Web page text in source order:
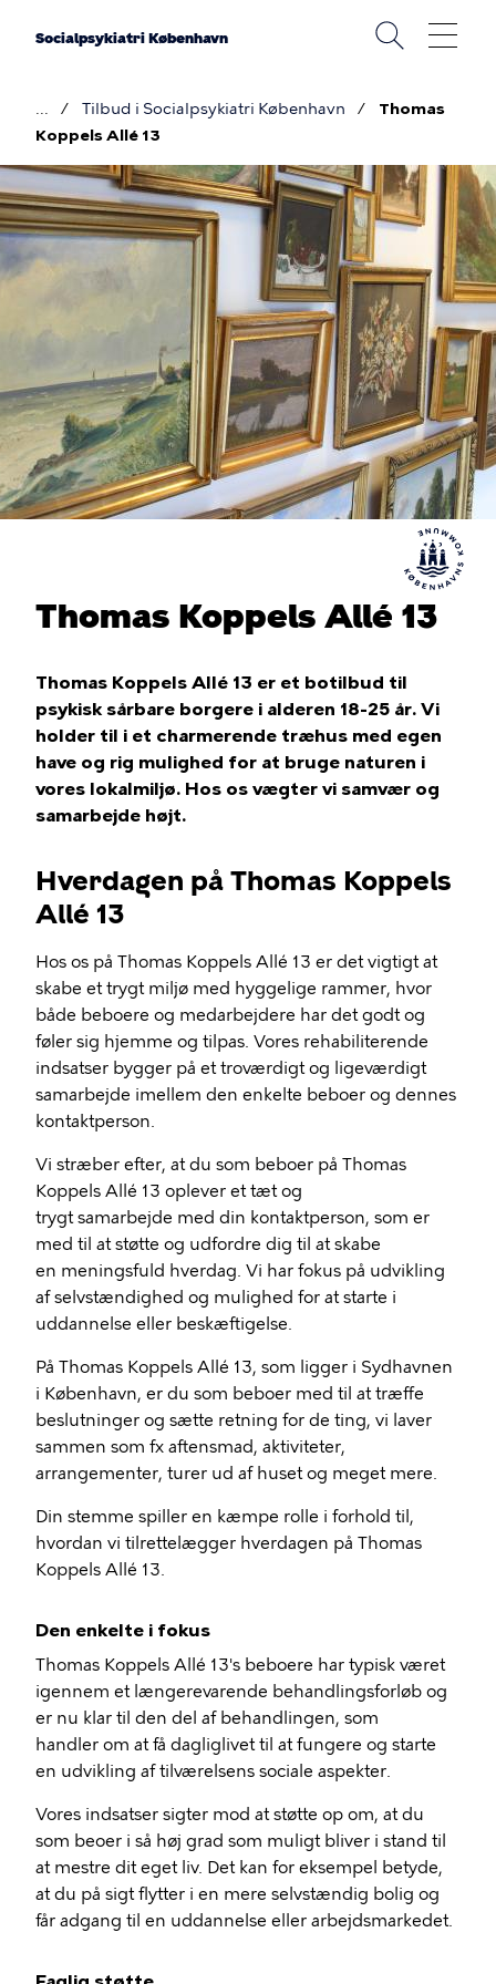
Socialpsykiatri København
Brødkrumme
Tilbud i Socialpsykiatri København
Thomas
Koppels Allé 13
Billede
Thomas Koppels Allé 13
Thomas Koppels Allé 13 er et botilbud til
psykisk sårbare borgere i alderen 18-25 år. Vi
holder til i et charmerende træhus med egen
have og rig mulighed for at bruge naturen i
vores lokalmiljø. Hos os vægter vi samvær og
samarbejde højt.
Hverdagen på Thomas Koppels
Allé 13
Hos os på Thomas Koppels Allé 13 er det vigtigt at
skabe et trygt miljø med hyggelige rammer, hvor
både beboere og medarbejdere har det godt og
føler sig hjemme og tilpas. Vores rehabiliterende
indsatser bygger på et troværdigt og ligeværdigt
samarbejde imellem den enkelte beboer og dennes
kontaktperson.
Vi stræber efter, at du som beboer på Thomas
Koppels Allé 13 oplever et tæt og
trygt samarbejde med din kontaktperson, som er
med til at støtte og udfordre dig til at skabe
en meningsfuld hverdag. Vi har fokus på udvikling
af selvstændighed og mulighed for at starte i
uddannelse eller beskæftigelse.
På Thomas Koppels Allé 13, som ligger i Sydhavnen
i København, er du som beboer med til at træffe
beslutninger og sætte retning for de ting, vi laver
sammen som fx aftensmad, aktiviteter,
arrangementer, turer ud af huset og meget mere.
Din stemme spiller en kæmpe rolle i forhold til,
hvordan vi tilrettelægger hverdagen på Thomas
Koppels Allé 13.
Den enkelte i fokus
Thomas Koppels Allé 13's beboere har typisk været
igennem et længerevarende behandlingsforløb og
er nu klar til den del af behandlingen, som
handler om at få dagliglivet til at fungere og starte
en udvikling af tilværelsens sociale aspekter.
Vores indsatser sigter mod at støtte op om, at du
som beoer i så høj grad som muligt bliver i stand til
at mestre dit eget liv. Det kan for eksempel betyde,
at du på sigt flytter i en mere selvstændig bolig og
får adgang til en uddannelse eller arbejdsmarkedet.